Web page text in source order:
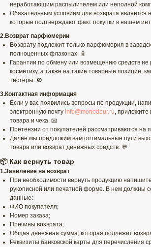
неработающим распылителем или неполной
Обязательным условием для возврата является
которые подтверждают факт покупки в нашем
2.Возврат парфюмерии
Возврату подлежит только парфюмерия в
полноценных флаконах. 🧴
Гарантии по обмену или возмещению средств не
косметику, а также на такие товарные позиции,
тестеры. 🚫
3.Контактная информация
Если у вас появились вопросы по продукции,
электронную почту info@monodeur.ru, приложите
товара и чека. 📧
Претензии от покупателей рассматриваются на
Далее мы предложим вам оптимальные пути
товара или возврат денежных средств. 💬
📦 Как вернуть товар
1.Заявление на возврат
При необходимости вернуть продукцию
рукописной или печатной форме. В нем должны
данные:
ФИО покупателя;
Номер заказа;
Причины возврата;
Общая денежная сумма, которая подлежит
Реквизиты банковской карты для перечисления